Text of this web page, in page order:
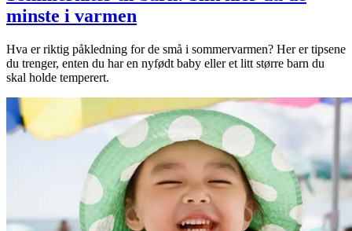
minste i varmen
Hva er riktig påkledning for de små i sommervarmen? Her er tipsene
du trenger, enten du har en nyfødt baby eller et litt større barn du
skal holde temperert.